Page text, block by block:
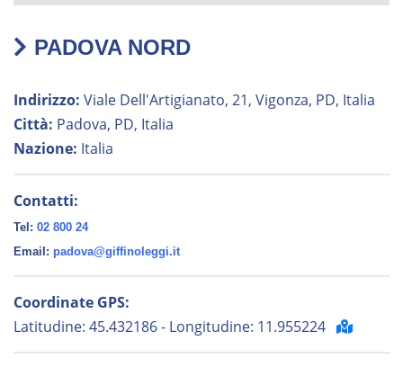
PADOVA NORD
Indirizzo: Viale Dell'Artigianato, 21, Vigonza, PD, Italia
Città: Padova, PD, Italia
Nazione: Italia
Contatti:
Tel: 02 800 24
Email: padova@giffinoleggi.it
Coordinate GPS:
Latitudine: 45.432186 - Longitudine: 11.955224